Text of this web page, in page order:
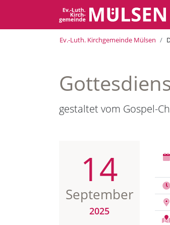
Ev.-Luth. Kirchgemeinde Mülsen
gestaltet vom Gospel-
14
September
2025